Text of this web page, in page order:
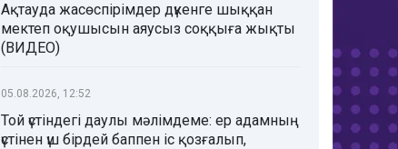
Ақтауда жасөспірімдер дүкенге шыққан
мектеп оқушысын аяусыз соққыға жықты
(ВИДЕО)
05.08.2026, 12:52
Той үстіндегі даулы мәлімдеме: ер адамның
үстінен үш бірдей баппен іс қозғалып,